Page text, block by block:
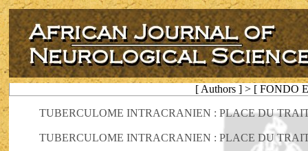
[ Authors ] > [ FONDO
TUBERCULOME INTRACRANIEN : PLACE DU
TUBERCULOME INTRACRANIEN : PLACE DU